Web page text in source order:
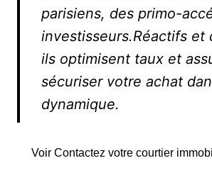
parisiens, des primo-
investisseurs.Réactifs et
ils optimisent taux et
sécuriser votre achat
dynamique.
Voir Contactez votre courtier